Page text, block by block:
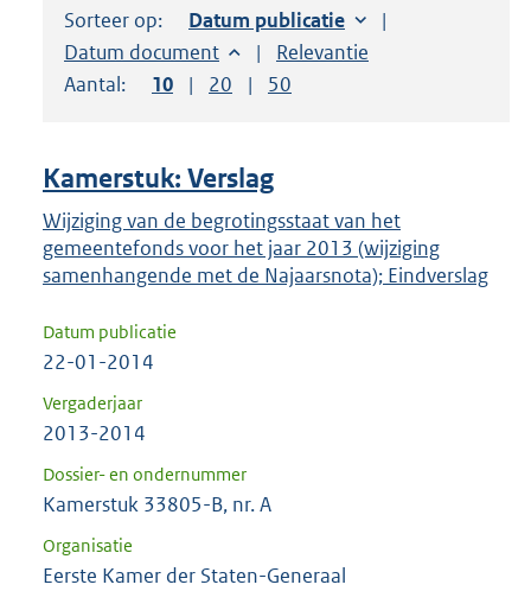
suggesties.
Druk
om
uw
keuze
te
bevestigen.
Sorteer op: Sorteer op:
Datum publicatie
Sorteer op:
Datum document Sorteer op:
Relevantie
Aantal:
Toon
10 resultaten per pagina
Toon
20 resultaten per pagina
Toon
50
Kamerstuk: Verslag
Wijziging van de begrotingsstaat van het
gemeentefonds voor het jaar 2013 (wijziging
samenhangende met de Najaarsnota); Eindverslag
Datum publicatie
22-01-2014
Vergaderjaar
2013-2014
Dossier- en ondernummer
Kamerstuk 33805-B, nr. A
Organisatie
Eerste Kamer der Staten-Generaal